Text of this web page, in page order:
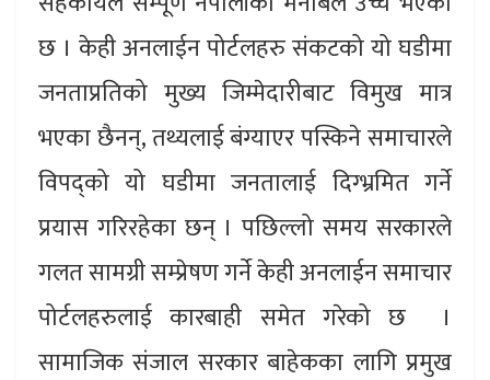
छ । केही अनलाईन पोर्टलहरु संकटको यो घडीमा
जनताप्रतिको मुख्य जिम्मेदारीबाट विमुख मात्र
भएका छैनन्, तथ्यलाई बंग्याएर पस्किने समाचारले
विपद्को यो घडीमा जनतालाई दिग्भ्रमित गर्ने
प्रयास गरिरहेका छन् । पछिल्लो समय सरकारले
गलत सामग्री सम्प्रेषण गर्ने केही अनलाईन समाचार
पोर्टलहरुलाई कारबाही समेत गरेको छ ।
सामाजिक संजाल सरकार बाहेकका लागि प्रमुख